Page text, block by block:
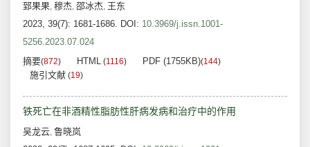
郅果果, 穆杰, 邵冰杰, 王东
2023, 39(7): 1681-1686. DOI: 10.3969/j.issn.1001-
5256.2023.07.024
摘要(872) HTML (1116) PDF (1755KB)(144)
施引文献 (19)
铁死亡在非酒精性脂肪性肝病发病和治疗中的作用
吴龙云, 鲁晓岚